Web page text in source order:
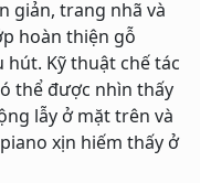
giản, trang nhã và
hoàn thiện gỗ
Kỹ thuật chế tác
thể được nhìn thấy
lẫy ở mặt trên và
xịn hiếm thấy ở